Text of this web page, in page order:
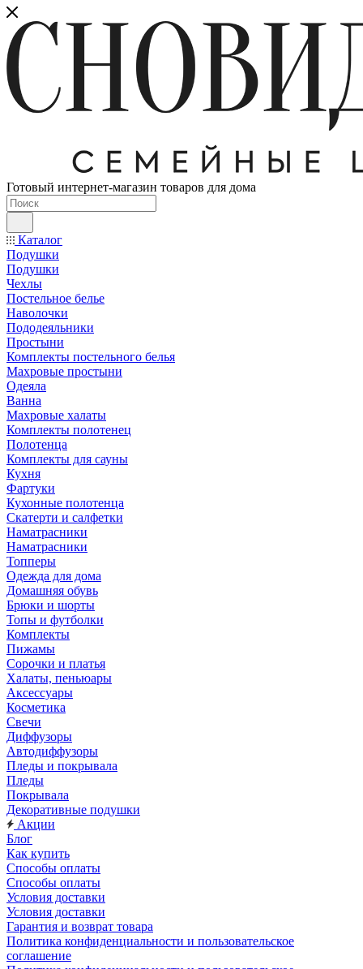
Готовый интернет-магазин товаров для дома
Каталог
Подушки
Подушки
Чехлы
Постельное белье
Наволочки
Пододеяльники
Простыни
Комплекты постельного белья
Махровые простыни
Одеяла
Ванна
Махровые халаты
Комплекты полотенец
Полотенца
Комплекты для сауны
Кухня
Фартуки
Кухонные полотенца
Скатерти и салфетки
Наматрасники
Наматрасники
Топперы
Одежда для дома
Домашняя обувь
Брюки и шорты
Топы и футболки
Комплекты
Пижамы
Сорочки и платья
Халаты, пеньюары
Аксессуары
Косметика
Свечи
Диффузоры
Автодиффузоры
Пледы и покрывала
Пледы
Покрывала
Декоративные подушки
Акции
Блог
Как купить
Способы оплаты
Способы оплаты
Условия доставки
Условия доставки
Гарантия и возврат товара
Политика конфиденциальности и пользовательское
соглашение